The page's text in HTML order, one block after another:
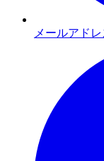
メールアド